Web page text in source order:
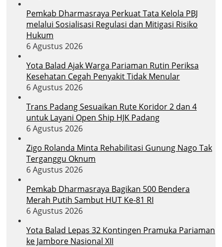
Pemkab Dharmasraya Perkuat Tata Kelola PBJ
melalui Sosialisasi Regulasi dan Mitigasi Risiko
Hukum
6 Agustus 2026
Yota Balad Ajak Warga Pariaman Rutin Periksa
Kesehatan Cegah Penyakit Tidak Menular
6 Agustus 2026
Trans Padang Sesuaikan Rute Koridor 2 dan 4
untuk Layani Open Ship HJK Padang
6 Agustus 2026
Zigo Rolanda Minta Rehabilitasi Gunung Nago Tak
Terganggu Oknum
6 Agustus 2026
Pemkab Dharmasraya Bagikan 500 Bendera
Merah Putih Sambut HUT Ke-81 RI
6 Agustus 2026
Yota Balad Lepas 32 Kontingen Pramuka Pariaman
ke Jambore Nasional XII